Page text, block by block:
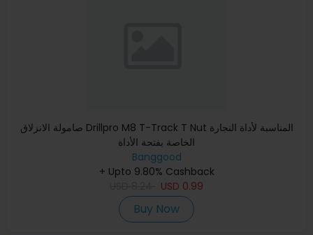
صامولة الانزلاق Drillpro M8 T-Track T Nut المناسبة لأداة النجارة
الخاصة بفتحة الأداة
Banggood
+ Upto 9.80% Cashback
USD 0.99
Buy Now